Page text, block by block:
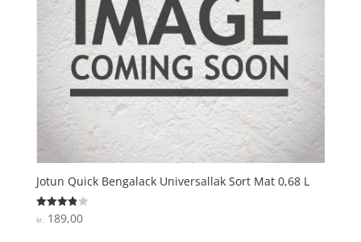
Jotun Quick Bengalack Universallak Sort Mat 0,68 L
Vurderet
3.9
kr. 189,00